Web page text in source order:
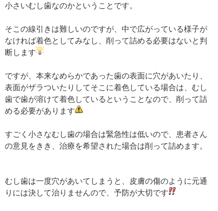
小さいむし歯なのかということです。
そこの線引きは難しいのですが、中で広がっている様子が
なければ着色としてみなし、削って詰める必要はないと判
断します
ですが、本来なめらかであった歯の表面に穴があいたり、
表面がザラついたりしてそこに着色している場合は、むし
歯で歯が溶けて着色しているということなので、削って詰
める必要があります
すごく小さなむし歯の場合は緊急性は低いので、患者さん
の意見をきき、治療を希望された場合は削って詰めます。
むし歯は一度穴があいてしまうと、皮膚の傷のように元通
りには決して治りませんので、予防が大切です